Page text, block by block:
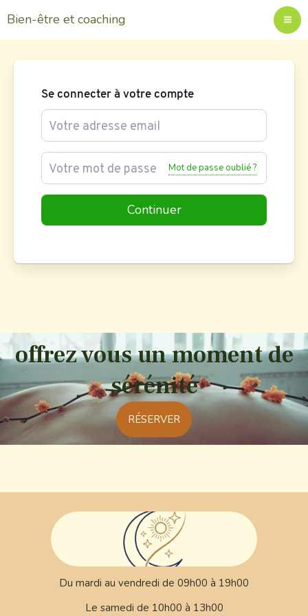
au
Bien-être et coaching
Se connecter à votre compte
Mot de passe oublié ?
Continuer
offrez vous un moment de
sérénité
RÉSERVER
Du mardi au vendredi de 09h00 à 19h00
Le samedi de 10h00 à 13h00